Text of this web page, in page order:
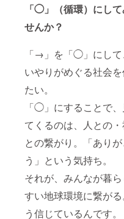
「◯」（循環）にし
せんか？
「→」を「◯」にして
いやりがめぐる社会を
たい。
「◯」にすることで、
てくるのは、人との
との繋がり。「ありが
う」という気持ち。
それが、みんなが暮
すい地球環境に繋が
う信じているんです。